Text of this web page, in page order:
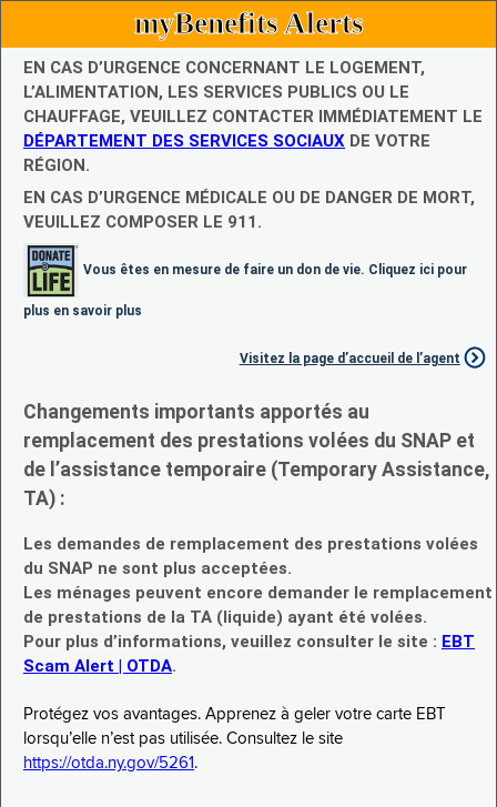
myBenefits Alerts
EN CAS D’URGENCE CONCERNANT LE LOGEMENT,
L’ALIMENTATION, LES SERVICES PUBLICS OU LE
CHAUFFAGE, VEUILLEZ CONTACTER IMMÉDIATEMENT LE
DÉPARTEMENT DES SERVICES SOCIAUX DE VOTRE
RÉGION.
EN CAS D’URGENCE MÉDICALE OU DE DANGER DE MORT,
VEUILLEZ COMPOSER LE 911.
Vous êtes en mesure de faire un don de vie. Cliquez ici pour
plus en savoir plus
Visitez la page d’accueil de l’agent
Changements importants apportés au
remplacement des prestations volées du SNAP et
de l’assistance temporaire (Temporary Assistance,
TA) :
Les demandes de remplacement des prestations volées
du SNAP ne sont plus acceptées.
Les ménages peuvent encore demander le remplacement
de prestations de la TA (liquide) ayant été volées.
Pour plus d’informations, veuillez consulter le site : EBT
Scam Alert | OTDA.
Protégez vos avantages. Apprenez à geler votre carte EBT
lorsqu’elle n’est pas utilisée. Consultez le site
https://otda.ny.gov/5261 .